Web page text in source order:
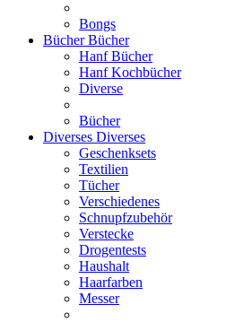
Bongs
BücherBücher
Hanf Bücher
Hanf Kochbücher
Diverse
Bücher
Diverses Diverses
Geschenksets
Textilien
Tücher
Verschiedenes
Schnupfzubehör
Verstecke
Drogentests
Haushalt
Haarfarben
Messer